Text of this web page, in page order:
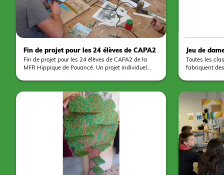
Fin de projet pour les 24 élèves de CAPA2
Fin de projet pour les 24 élèves de CAPA2 de la
MFR Hippique de Pouancé. Un projet individuel
la suite d'un travail sur ce thème auprès d'un
professionnel. Chacun a eu recours à son
imagination pour mettre en valeur l'image à l'aide
d'une multitude de matériaux et de techniques
misent à leur disposition. Des productions très
variées au final
Jeu de
Toutes les
fabriquent
la conception
réversible et
du travail en